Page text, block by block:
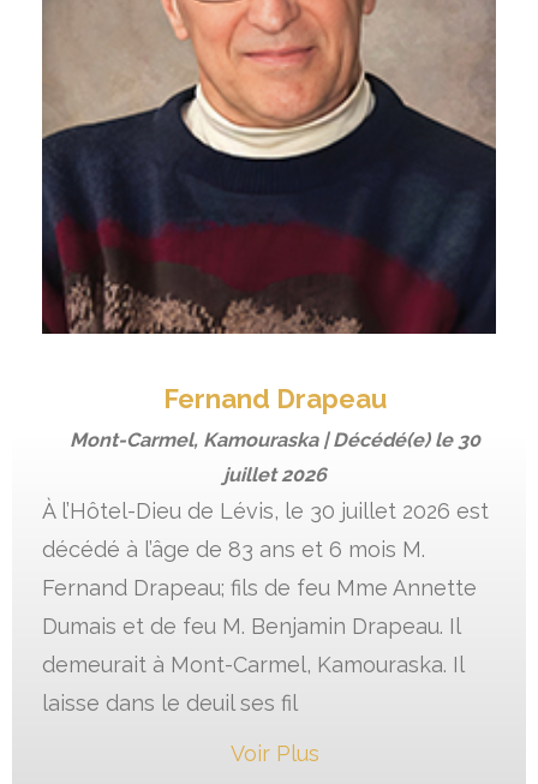
Fernand Drapeau
Mont-Carmel, Kamouraska | Décédé(e) le 30
juillet 2026
À l’Hôtel-Dieu de Lévis, le 30 juillet 2026 est
décédé à l’âge de 83 ans et 6 mois M.
Fernand Drapeau; fils de feu Mme Annette
Dumais et de feu M. Benjamin Drapeau. Il
demeurait à Mont-Carmel, Kamouraska. Il
laisse dans le deuil ses fil
Voir Plus